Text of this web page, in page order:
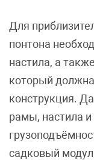
Для
понтона
настила, а
который
конструкция.
рамы, настила
садковый